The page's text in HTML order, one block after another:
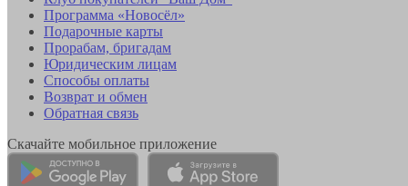
Программа «Новосёл»
Подарочные карты
Прорабам, бригадам
Юридическим лицам
Способы оплаты
Возврат и обмен
Обратная связь
Скачайте мобильное приложение